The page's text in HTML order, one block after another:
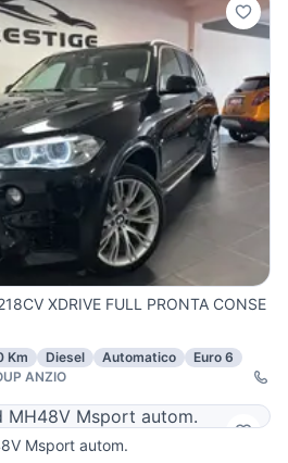
XDRIVE FULL PRONTA CONSE
Km Diesel Automatico
Euro 6
ANZIO
Msport autom.